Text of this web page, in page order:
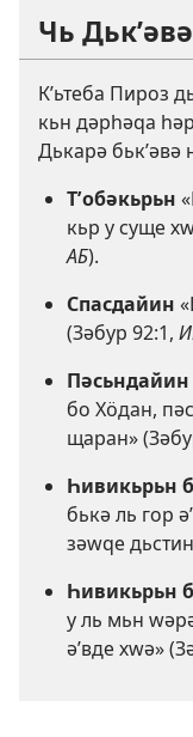
Чь
Кʹьтеба Пироз
кьн дәрһәԛа
Дькарә бькʹәвә
Тʹобәкьрьн
кьр у суще
АБ).
Спасдайин
(Зәбур 92:1,
Пәсьндайин
бо Хӧдан,
щаран» (
Һивикьрьн
бькә ль гор
зәԝԛе
Һивикьрьн
у ль мьн
әʹвде хԝә» (